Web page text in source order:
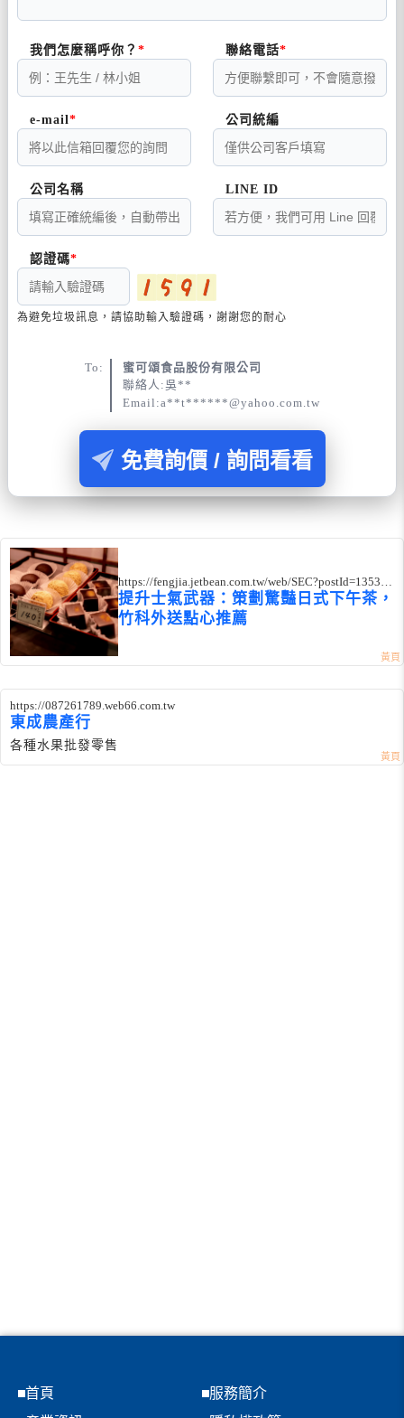
我們怎麼稱呼你？ 聯絡電話
e-mail 公司統編
公司名稱 LINE ID
認證碼
為避免垃圾訊息，請協助輸入驗證碼，謝謝您的耐心
To:
蜜可頌食品股份有限公司
聯絡人:吳**
Email:a**t******@yahoo.com.tw
免費詢價 / 詢問看看
https://fengjia.jetbean.com.tw/web/SEC?postId=135375
1
提升士氣武器：策劃驚豔日式下午茶，
竹科外送點心推薦
https://087261789.web66.com.tw
東成農產行
各種水果批發零售
首頁
服務簡介